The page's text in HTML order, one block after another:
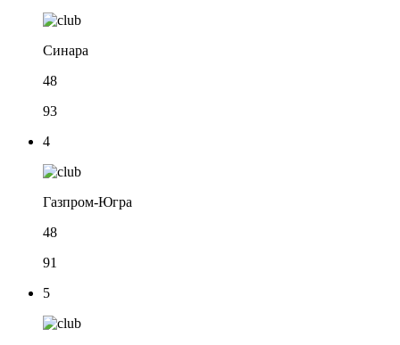
Синара
48
93
4
Газпром-Югра
48
91
5